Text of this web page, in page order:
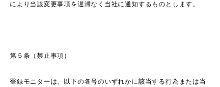
により当該変更事項を遅滞なく当社に通知するものとします。
第５条（禁止事項）
登録モニターは、以下の各号のいずれかに該当する行為または当